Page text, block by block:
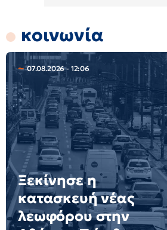
κοινωνία
07.08.2026 - 12:06
Ξεκίνησε η
κατασκευή νέας
λεωφόρου στην